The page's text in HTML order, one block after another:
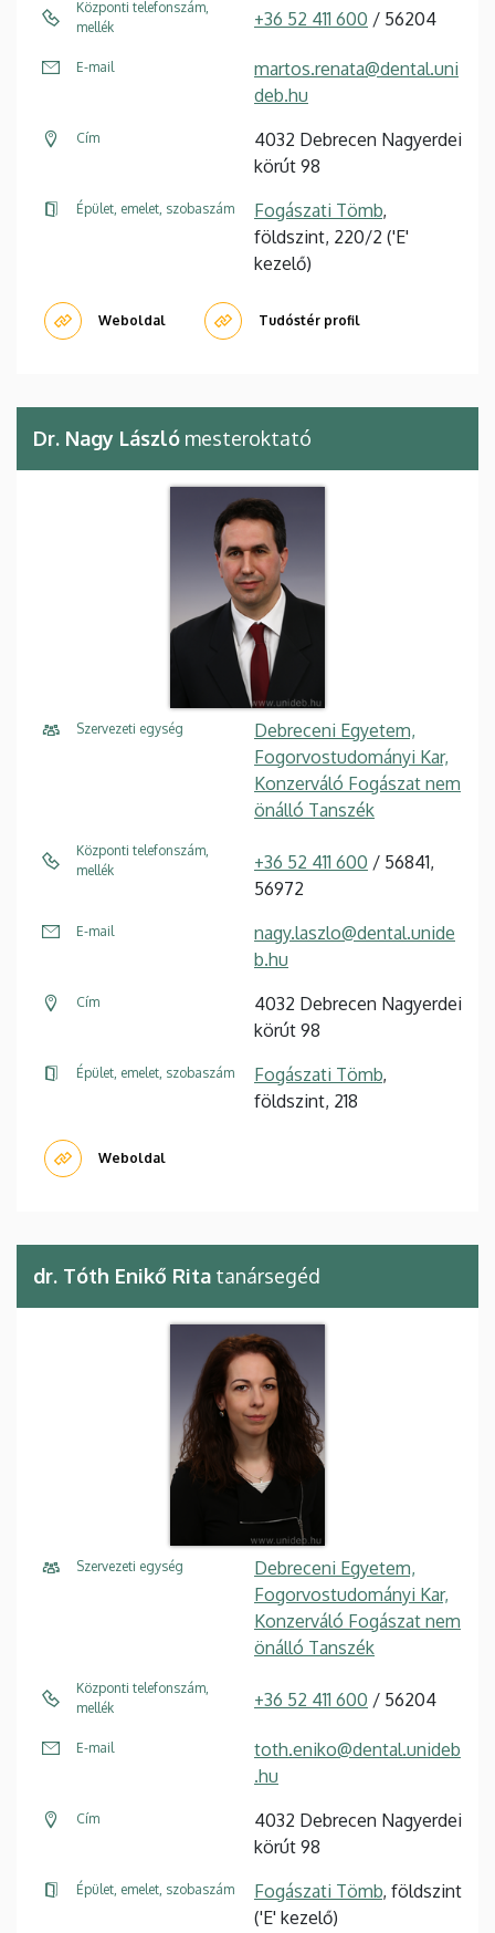
Központi telefonszám,
mellék
+36 52 411 600 / 56204
E-mail
martos.renata@dental.uni
deb.hu
Cím
4032 Debrecen Nagyerdei
körút 98
Épület, emelet, szobaszám Fogászati Tömb,
földszint, 220/2 ('E'
kezelő)
Weboldal Tudóstér profil
Dr. Nagy László mesteroktató
Szervezeti egység
Debreceni Egyetem,
Fogorvostudományi Kar,
Konzerváló Fogászat nem
önálló Tanszék
Központi telefonszám,
mellék
+36 52 411 600 / 56841,
56972
E-mail
nagy.laszlo@dental.unide
b.hu
Cím
4032 Debrecen Nagyerdei
körút 98
Épület, emelet, szobaszám Fogászati Tömb,
földszint, 218
Weboldal
dr. Tóth Enikő Rita tanársegéd
Szervezeti egység
Debreceni Egyetem,
Fogorvostudományi Kar,
Konzerváló Fogászat nem
önálló Tanszék
Központi telefonszám,
mellék
+36 52 411 600 / 56204
E-mail
toth.eniko@dental.unideb
.hu
Cím
4032 Debrecen Nagyerdei
körút 98
Épület, emelet, szobaszám Fogászati Tömb, földszint
('E' kezelő)